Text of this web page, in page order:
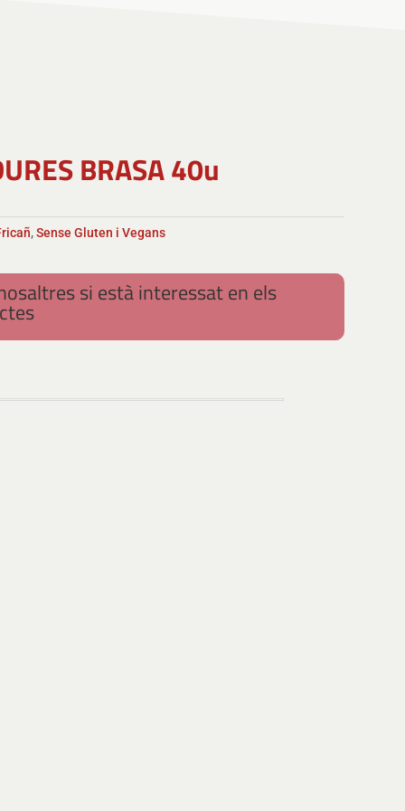
BRASA 40u
,Sense Gluten i Vegans
si està interessat en els